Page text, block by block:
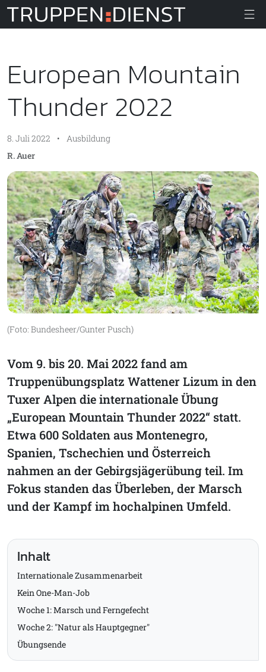
Truppendienst
European Mountain
Thunder 2022
8. Juli 2022 •
Ausbildung
R. Auer
(Foto: Bundesheer/Gunter Pusch)
Vom 9. bis 20. Mai 2022 fand am
Truppenübungsplatz Wattener Lizum in den
Tuxer Alpen die internationale Übung
„European Mountain Thunder 2022“ statt.
Etwa 600 Soldaten aus Montenegro,
Spanien, Tschechien und Österreich
nahmen an der Gebirgsjägerübung teil. Im
Fokus standen das Überleben, der Marsch
und der Kampf im hochalpinen Umfeld.
Inhalt
Internationale Zusammenarbeit
Kein One-Man-Job
Woche 1: Marsch und Ferngefecht
Woche 2: "Natur als Hauptgegner"
Übungsende